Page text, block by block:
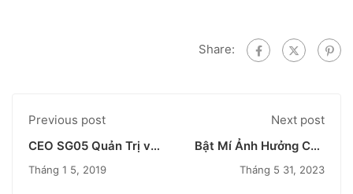
Share:
Previous post
CEO SG05 Quản Trị và
Các Chủ Doanh Nghiệp
Tháng 1 5, 2019
Next post
Bật Mí Ảnh Hưởng Của
Dụng - VTC Academy
Tháng 5 31, 2023